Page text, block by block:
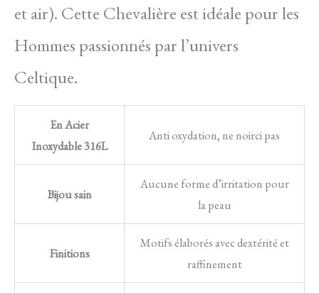
et air). Cette Chevalière est idéale pour les
Hommes passionnés par l’univers
Celtique.
En Acier
Inoxydable 316L
Anti oxydation, ne noirci pas
Bijou sain
Aucune forme d’irritation pour
la peau
Finitions
Motifs élaborés avec dextérité et
raffinement